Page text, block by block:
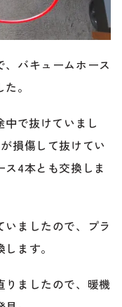
バキュームホース
。
で抜けていまし
損傷して抜けてい
4本とも交換しま
ましたので、プラ
ます。
りましたので、暖機